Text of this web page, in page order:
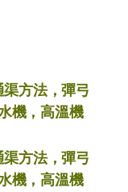
方法，彈弓
機，高溫機
方法，彈弓
機，高溫機